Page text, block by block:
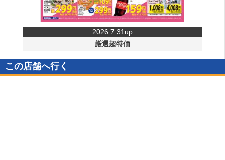
2026.7.31up
厳選超特価
この店舗へ行く